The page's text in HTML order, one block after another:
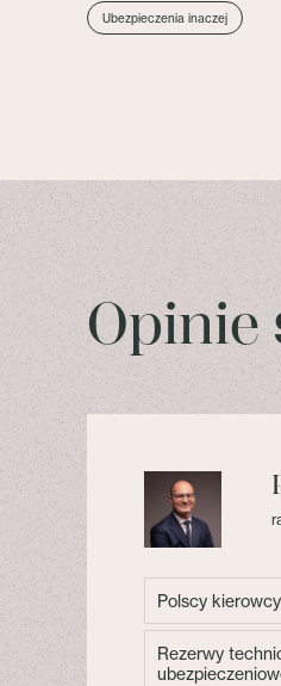
Ubezpieczenia inaczej
Opinie
Polscy
Rezerwy